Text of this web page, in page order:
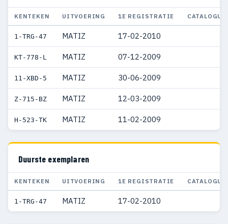
KENTEKEN UITVOERING 1E REGISTRATIE
1-TRG-47 MATIZ 17-02-2010
KT-778-L MATIZ 07-12-2009
11-XBD-5 MATIZ 30-06-2009
Z-715-BZ MATIZ 12-03-2009
H-523-TK MATIZ 11-02-2009
Duurste exemplaren
KENTEKEN UITVOERING 1E REGISTRATIE
1-TRG-47 MATIZ 17-02-2010